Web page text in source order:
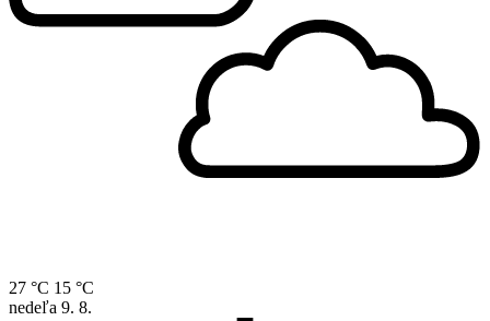
27 °C 15 °C
nedeľa 9. 8.